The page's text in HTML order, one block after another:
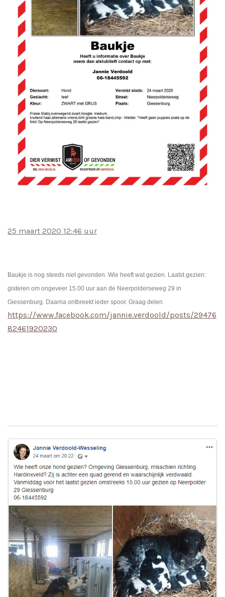
25 maart 2020 12:46 uur
Baukje is nog steeds niet gevonden. Wie heeft wat gezien. Laatst gezien:
gisteren om ongeveer 15.00 uur aan de Neerpolderseweg 29 in
Giessenburg. Daarna ontbreekt ieder spoor. Graag delen
https://www.facebook.com/jannie.verdoold/posts/29476
82461920230